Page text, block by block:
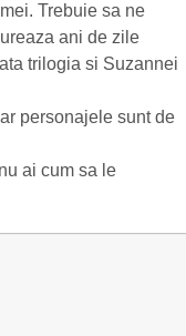
Trebuie sa ne
ani de zile
trilogia si Suzannei
personajele sunt de
ai cum sa le